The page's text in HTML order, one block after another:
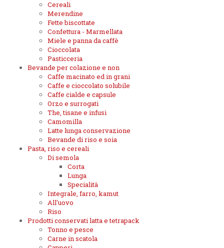
Cereali
Merendine
Fette biscottate
Confettura - Marmellata
Miele e panna da caffè
Cioccolata
Pasticceria
Bevande per colazione e non
Caffe macinato ed in grani
Caffe e cioccolato solubile
Caffe cialde e capsule
Orzo e surrogati
The, tisane e infusi
Camomilla
Latte lunga conservazione
Bevande di riso e soia
Pasta, riso e cereali
Di semola
Corta
Lunga
Specialità
Integrale, farro, kamut
All'uovo
Riso
Prodotti conservati latta e tetrapack
Tonno e pesce
Carne in scatola